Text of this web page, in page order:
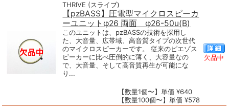
THRIVE (スライブ)
【pzBASS】圧電型マイクロスピーカ
ーユニットφ26 両面 φ26-50u(B)
このユニットは、pzBASSの技術を採用し
た、大音量、広帯域、高音質タイプの次世代
のマイクロスピーカーです。 従来のピエゾス
ピーカーに比べ圧倒的に薄く、大容量なの
で、大音量、そして高音質再生が可能にな
り...
【数量1個〜】単価 ¥640
【数量100個〜】単価 ¥578
欠品中